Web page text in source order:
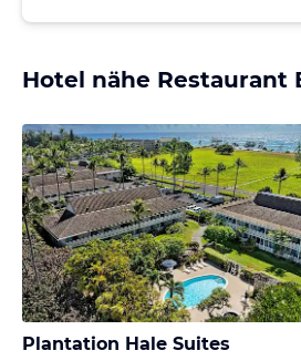
Hotel nähe Restaurant
Plantation Hale Suites